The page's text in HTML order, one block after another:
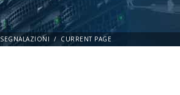
SEGNALAZIONI CURRENT PAGE